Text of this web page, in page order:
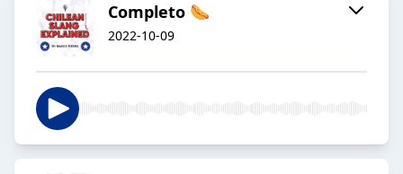
Completo 🌭
2022-10-09